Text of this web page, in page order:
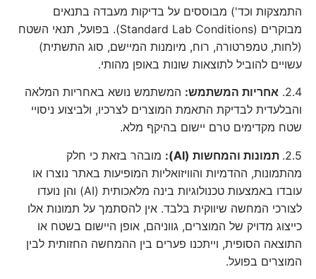
התמצקות וכד') מבוססים על בדיקות מעבדה בתנאים
מבוקרים (Standard Lab Conditions). בפועל, תנאי השטח
(לחות, טמפרטורה, רוח, מיומנות המיישם, סוג התשתית)
עשויים להוביל לתוצאות שונות באופן מהותי.
2.4. אחריות המשתמש: המשתמש נושא באחריות המלאה
והבלעדית לבדיקת התאמת המוצרים לצרכיו, ולביצוע ניסויי
שטח מקדימים טרם יישום בהיקף מלא.
2.5. תמונות והמחשות (AI):
מובהר בזאת כי חלק
מהתמונות, ההדמיות והוויזואליות המופיעות באתר נוצרו או
עובדו באמצעות טכנולוגיות בינה מלאכותית (AI) והן נועדו
לצורכי המחשה שיווקית בלבד. אין להסתמך על תמונות אלו
כייצוג מדויק של המוצרים, גווניהם, אופן היישום בשטח או
התוצאה הסופית, וייתכנו פערים בין ההמחשה החזותית לבין
המוצרים בפועל.